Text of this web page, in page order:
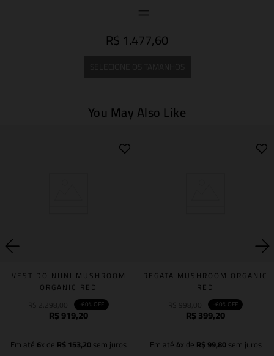
R$ 1.477,60
You May Also Like
VESTIDO NIINI MUSHROOM
ORGANIC RED
-60% OFF
R$919,20
Em até 6x de R$153,20sem juros
REGATA MUSHROOM ORGANIC
RED
-60% OFF
R$399,20
Em até 4x de R$99,80sem juros